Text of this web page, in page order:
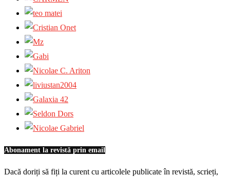
Abonament la revistă prin email
Dacă doriți să fiți la curent cu articolele publicate în revistă, scrieți,